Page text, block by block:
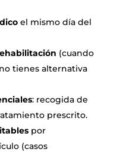
el mismo día del
(cuando
tienes alternativa
: recogida de
prescrito.
por
(casos